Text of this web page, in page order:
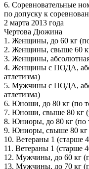
6. Соревновательные
по допуску к
2 марта 2013 года
Чертова Дюжина
1. Женщины, до 60 кг
2. Женщины, свыше 60
3. Женщины,
4. Женщины с ПОДА,
атлетизма)
5. Мужчины с ПОДА,
атлетизма)
6. Юноши, до 80 кг (по
7. Юноши, свыше 80 кг
8. Юниоры, до 80 кг (по
9. Юниоры, свыше 80 кг
10. Ветераны 1 (старше
11. Ветераны 1 (старше
12. Мужчины, до 60 кг
13. Мужчины, до 70 кг